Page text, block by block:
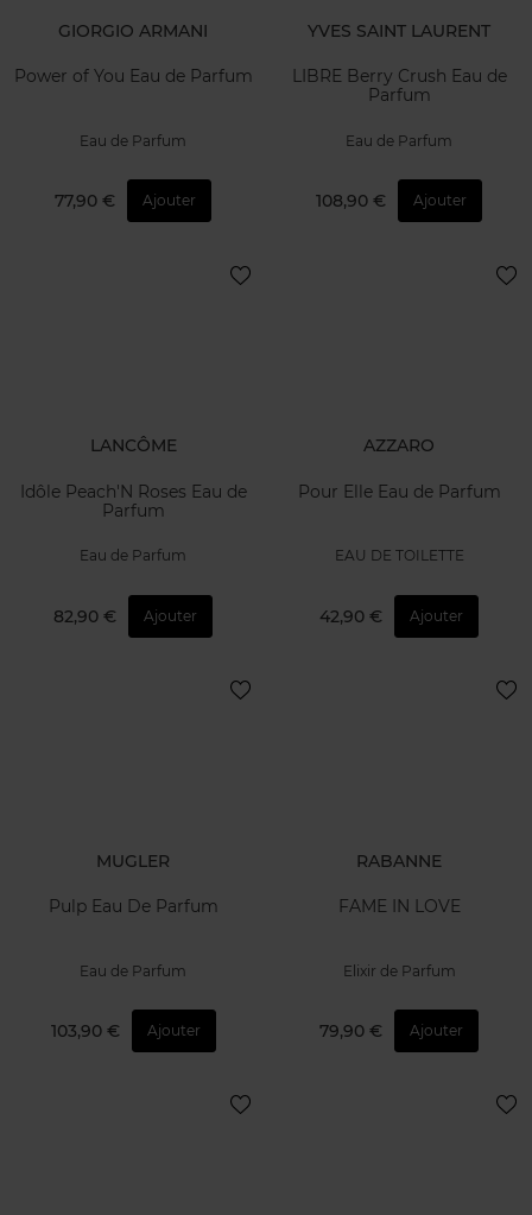
GIORGIO ARMANI
Power of You Eau de Parfum
Eau de Parfum
77,90 € Ajouter
YVES SAINT LAURENT
LIBRE Berry Crush Eau de
Parfum
Eau de Parfum
108,90 € Ajouter
LANCÔME
Idôle Peach'N Roses Eau de
Parfum
Eau de Parfum
82,90 € Ajouter
AZZARO
Pour Elle Eau de Parfum
EAU DE TOILETTE
42,90 € Ajouter
MUGLER
Pulp Eau De Parfum
Eau de Parfum
103,90 € Ajouter
RABANNE
FAME IN LOVE
Elixir de Parfum
79,90 € Ajouter